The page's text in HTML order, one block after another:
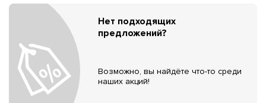
Нет подходящих
предложений?
Возможно, вы найдёте что-то среди
наших акций!